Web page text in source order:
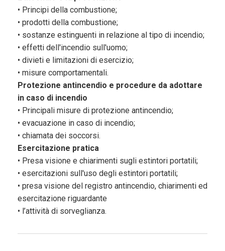
• Principi della combustione;
• prodotti della combustione;
• sostanze estinguenti in relazione al tipo di incendio;
• effetti dell'incendio sull'uomo;
• divieti e limitazioni di esercizio;
• misure comportamentali.
Protezione antincendio e procedure da adottare
in caso di incendio
• Principali misure di protezione antincendio;
• evacuazione in caso di incendio;
• chiamata dei soccorsi.
Esercitazione pratica
• Presa visione e chiarimenti sugli estintori portatili;
• esercitazioni sull'uso degli estintori portatili;
• presa visione del registro antincendio, chiarimenti ed
esercitazione riguardante
• l’attività di sorveglianza.